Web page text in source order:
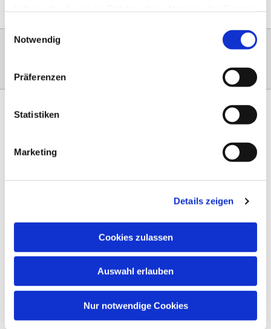
Einwilligungsauswahl
Notwendig
Präferenzen
Statistiken
Marketing
Details zeigen
Cookies zulassen
Auswahl erlauben
Nur notwendige Cookies
0151 68134038
Datenschutz
AGB
Widerruf